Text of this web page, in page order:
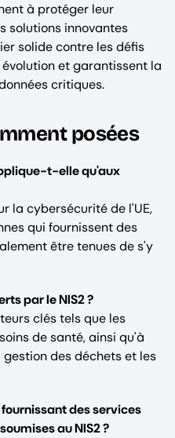
à protéger leur
solutions innovantes
solide contre les défis
et garantissent la
critiques.
posées
t-elle qu'aux
la cybersécurité de l'UE,
qui fournissent des
être tenues de s'y
par le NIS2 ?
clés tels que les
de santé, ainsi qu'à
des déchets et les
des services
au NIS2 ?